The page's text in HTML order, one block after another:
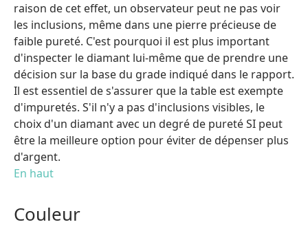
raison de cet effet, un observateur peut ne pas voir
les inclusions, même dans une pierre précieuse de
faible pureté. C'est pourquoi il est plus important
d'inspecter le diamant lui-même que de prendre une
décision sur la base du grade indiqué dans le rapport.
Il est essentiel de s'assurer que la table est exempte
d'impuretés. S'il n'y a pas d'inclusions visibles, le
choix d'un diamant avec un degré de pureté SI peut
être la meilleure option pour éviter de dépenser plus
d'argent.
En haut
Couleur